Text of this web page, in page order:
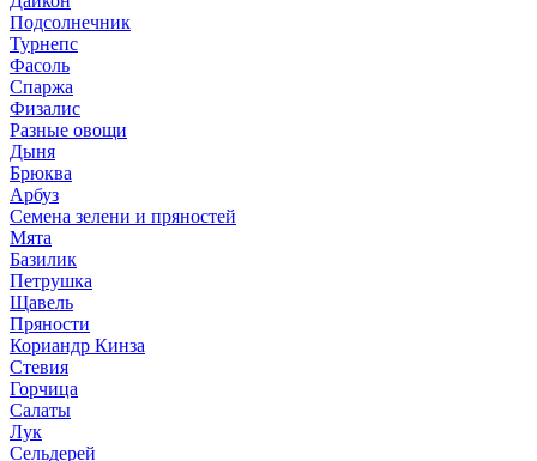
Подсолнечник
Турнепс
Фасоль
Спаржа
Физалис
Разные овощи
Дыня
Брюква
Арбуз
Семена зелени и пряностей
Мята
Базилик
Петрушка
Щавель
Пряности
Кориандр Кинза
Стевия
Горчица
Салаты
Лук
Сельдерей